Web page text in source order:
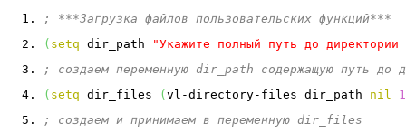
; ***Загрузка файлов пользовательских функций***
( setq dir_path
"Укажите полный путь до
; создаем переменную dir_path содержащую путь до
( setq dir_files ( vl-directory-files dir_path nil
1
; создаем и принимаем в переменную dir_files